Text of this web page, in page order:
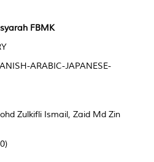
FBMK
ARABIC-JAPANESE-
Zulkifli Ismail, Zaid Md Zin